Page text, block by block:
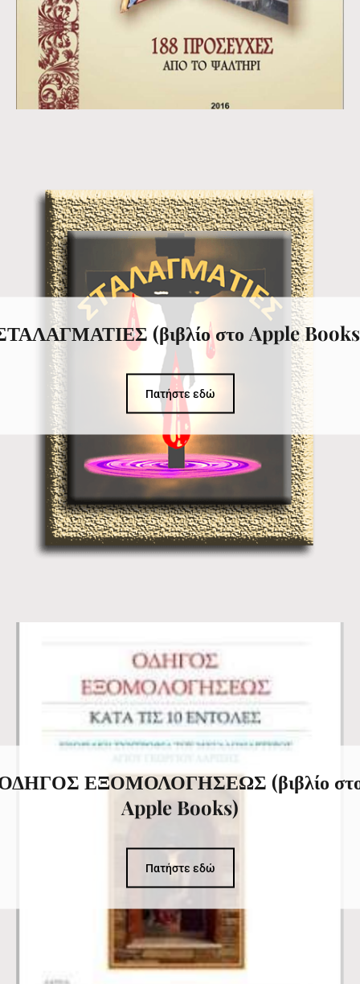
(βιβλίο στο Apple
Πατήστε εδώ
ΕΞΟΜΟΛΟΓΗΣΕΩΣ (βιβλίο
Apple Books)
Πατήστε εδώ